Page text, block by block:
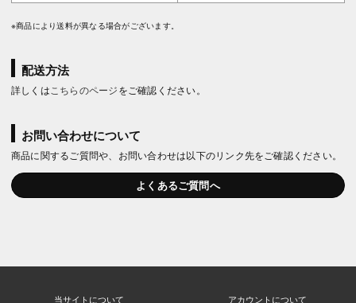
※商品により送料が異なる場合がございます。
配送方法
詳しくは こちらのページをご確認ください。
お問い合わせについて
商品に関するご質問や、お問い合わせは以下のリンク先をご確認ください。
よくあるご質問へ
当サイトについて アカウントについて